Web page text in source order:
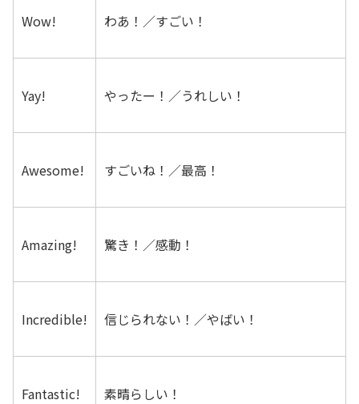
Wow! わあ！／すごい！
Yay! やったー！／うれしい！
Awesome! すごいね！／最高！
Amazing! 驚き！／感動！
Incredible! 信じられない！／やばい！
Fantastic! 素晴らしい！